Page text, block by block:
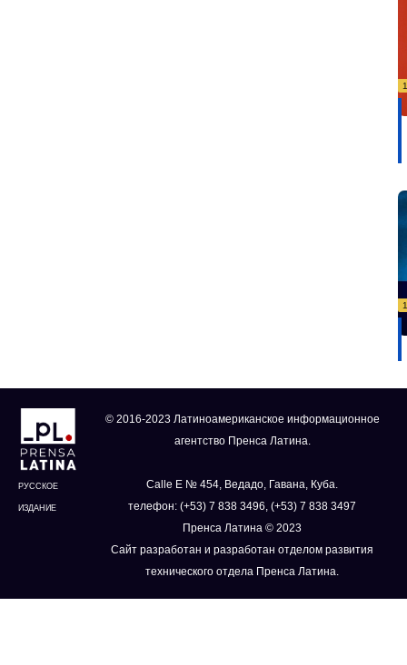
РУССКОЕ
ИЗДАНИЕ
© 2016-2023 Латиноамериканское информационное
агентство Пренса Латина.
Calle E № 454, Ведадо, Гавана, Куба.
телефон: (+53) 7 838 3496, (+53) 7 838 3497
Пренса Латина © 2023
Сайт разработан и разработан отделом развития
технического отдела Пренса Латина.